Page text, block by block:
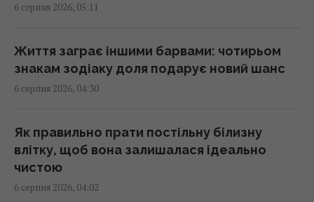
системи ППО "Фрея" на першому етапі
01:57 четвер, 06 серпня 2026
Україною значно покращилися, - Politico
01:22 четвер, 06 серпня 2026
4 дати народження людей, які найлегше
6 серпня 2026, 05:11
Життя заграє іншими барвами: чотирьом
знакам зодіаку доля подарує новий шанс
6 серпня 2026, 04:30
Як правильно прати постільну білизну
влітку, щоб вона залишалася ідеально
чистою
6 серпня 2026, 04:02